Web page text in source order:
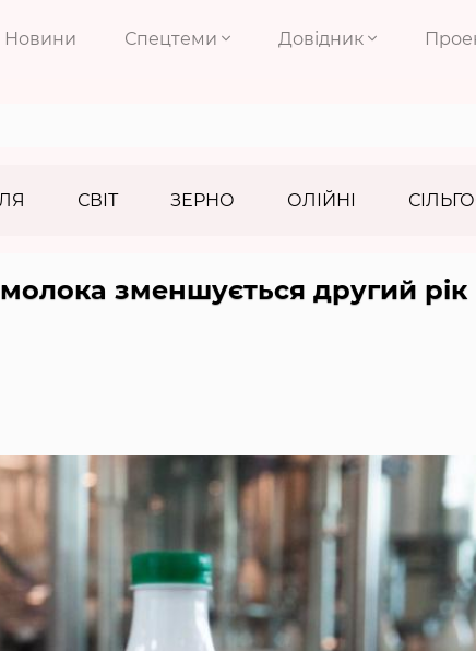
Новини Спецтеми Довідник
СВІТ ЗЕРНО ОЛІЙНІ
зменшується другий рік